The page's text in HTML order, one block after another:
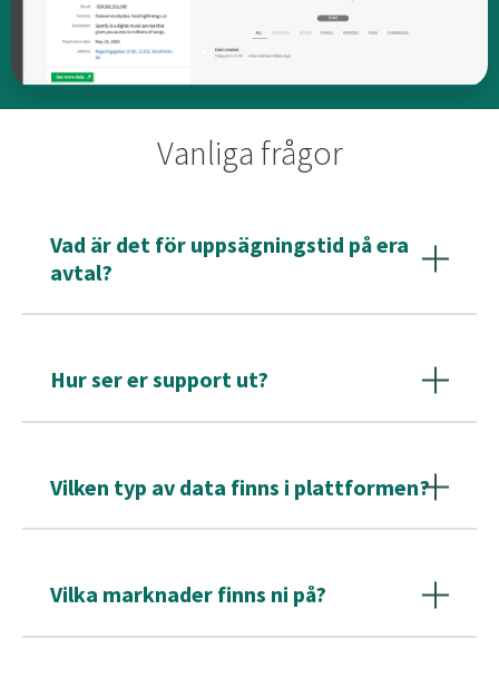
Vanliga frågor
Vad är det för uppsägningstid på era
avtal?
Hur ser er support ut?
support dagligen.
Vilken typ av data finns i plattformen?
frågor angående specifik data, kontakta oss gärna så berättar
vi mer!
Vilka marknader finns ni på?